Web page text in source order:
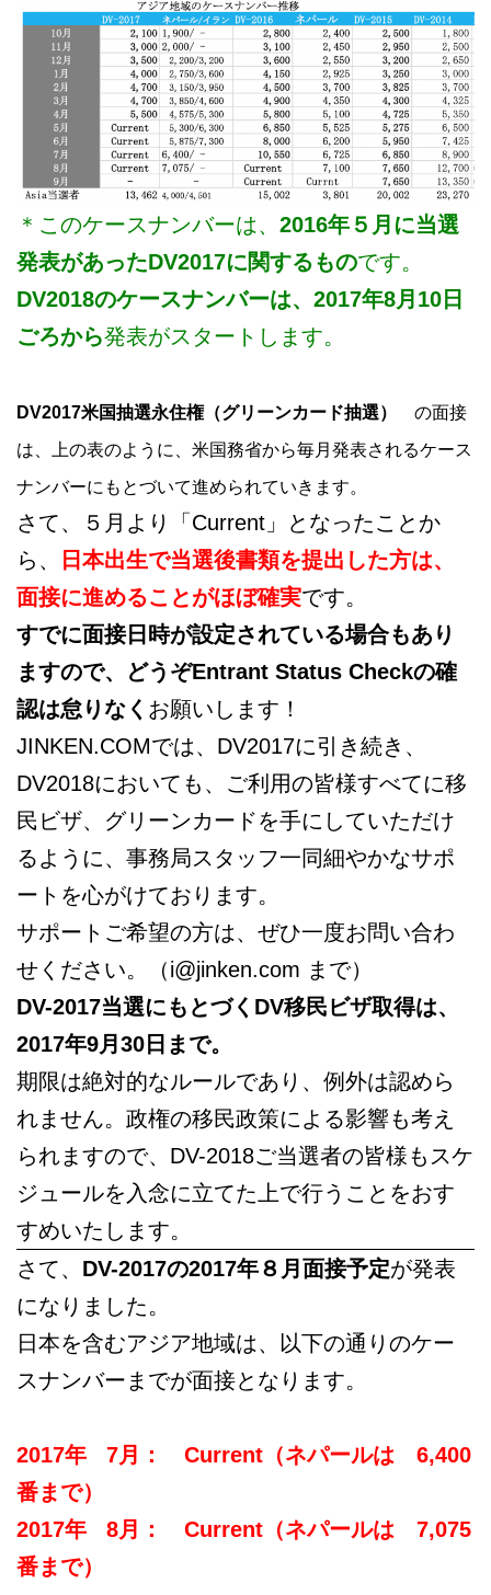
＊このケースナンバーは、 2016年５月に当選
発表があったDV2017に関するものです。
DV2018のケースナンバーは、2017年8月10日
ごろから発表がスタートします。
DV2017米国抽選永住権（グリーンカード抽選） の面接
は、上の表のように、米国務省から毎月発表されるケース
ナンバーにもとづいて進められていきます。
さて、５月より「Current」となったことか
ら、
日本出生で当選後書類を提出した方は、
面接に進めることがほぼ確実です。
すでに面接日時が設定されている場合もあり
ますので、どうぞEntrant Status Checkの確
認は怠りなく お願いします！
JINKEN.COMでは、DV2017に引き続き、
DV2018においても、ご利用の皆様すべてに移
民ビザ、グリーンカードを手にしていただけ
るように、事務局スタッフ一同細やかなサポ
ートを心がけております。
サポートご希望の方は、ぜひ一度お問い合わ
せください。（i@jinken.com まで）
DV-2017当選にもとづくDV移民ビザ取得は、
2017年9月30日 まで。
期限は絶対的なルールであり、例外は認めら
れません。政権の移民政策による影響も考え
られますので、DV-2018ご当選者の皆様もスケ
ジュールを入念に立てた上で行うことをおす
すめいたします。
さて、 DV-2017の2017年８月面接予定が発表
になりました。
日本を含むアジア地域は、以下の通りのケー
スナンバーまでが面接となります。
2017年 7月： Current（ネパールは 6,400
番まで）
2017年 8月： Current（ネパールは 7,075
番まで）